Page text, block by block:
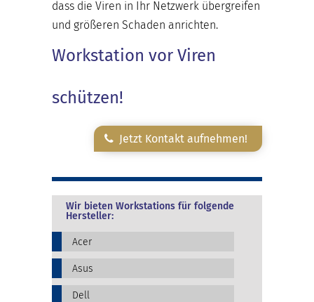
dass die Viren in Ihr Netzwerk übergreifen
und größeren Schaden anrichten.
Workstation vor Viren
schützen!
Jetzt Kontakt aufnehmen!
Wir bieten Workstations für folgende
Hersteller:
Acer
Asus
Dell